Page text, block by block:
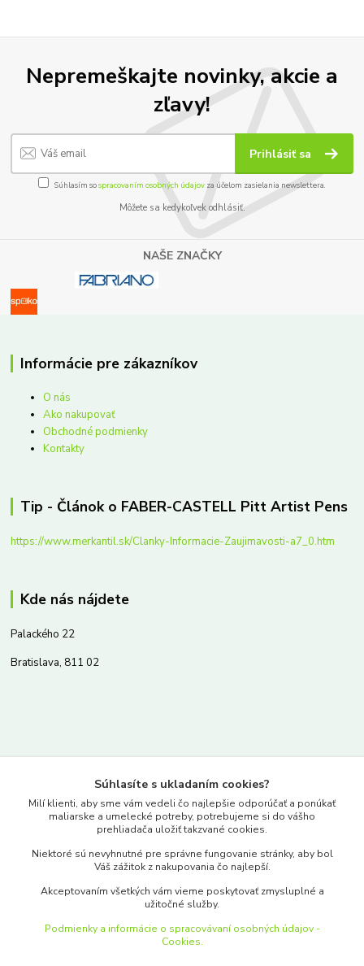
Nepremeškajte novinky, akcie a
zľavy!
Prihlásiť sa
Súhlasím sospracovaním osobných údajov za účelom zasielania newslettera.
Môžete sa kedykoľvek odhlásiť.
NAŠE ZNAČKY
Informácie pre zákazníkov
O nás
Ako nakupovať
Obchodné podmienky
Kontakty
Tip - Článok o FABER-CASTELL Pitt Artist Pens
https://www.merkantil.sk/Clanky-Informacie-Zaujimavosti-a7_0.htm
Kde nás nájdete
Palackého 22
Bratislava, 811 02
www.merkantil.sk
Pondelok-Piatok: 9.00-17.00hod.
objednavky@merkantil-obchod.sk
Súhlasíte s ukladaním cookies?
Milí klienti, aby sme vám vedeli čo najlepšie odporúčať a ponúkať
maliarske a umelecké potreby, potrebujeme si do vášho
prehliadača uložiť takzvané cookies.
Niektoré sú nevyhnutné pre správne fungovanie stránky, aby bol
Váš zážitok z nakupovania čo najlepší.
Akceptovaním všetkých vám vieme poskytovať zmysluplné a
užitočné služby.
Podmienky a informácie o spracovávaní osobných údajov -
Cookies.